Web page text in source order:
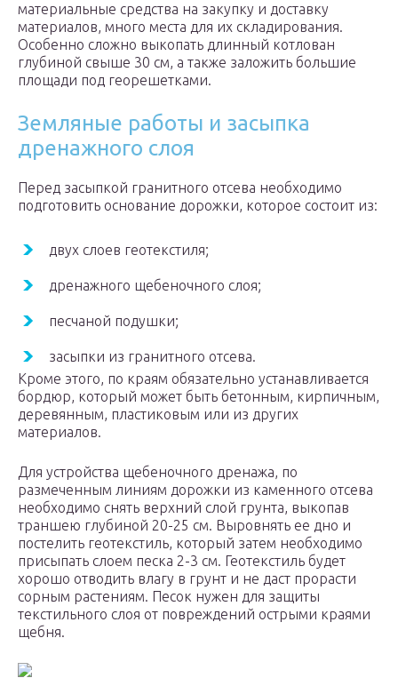
материальные средства на закупку и доставку
материалов, много места для их складирования.
Особенно сложно выкопать длинный котлован
глубиной свыше 30 см, а также заложить большие
площади под георешетками.
Земляные работы и засыпка
дренажного слоя
Перед засыпкой гранитного отсева необходимо
подготовить основание дорожки, которое состоит из:
двух слоев геотекстиля;
дренажного щебеночного слоя;
песчаной подушки;
засыпки из гранитного отсева.
Кроме этого, по краям обязательно устанавливается
бордюр, который может быть бетонным, кирпичным,
деревянным, пластиковым или из других
материалов.
Для устройства щебеночного дренажа, по
размеченным линиям дорожки из каменного отсева
необходимо снять верхний слой грунта, выкопав
траншею глубиной 20-25 см. Выровнять ее дно и
постелить геотекстиль, который затем необходимо
присыпать слоем песка 2-3 см. Геотекстиль будет
хорошо отводить влагу в грунт и не даст прорасти
сорным растениям. Песок нужен для защиты
текстильного слоя от повреждений острыми краями
щебня.